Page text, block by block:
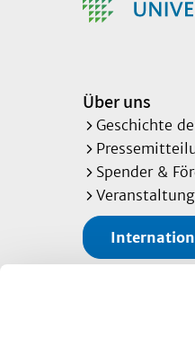
Über uns
Geschichte
Spender &